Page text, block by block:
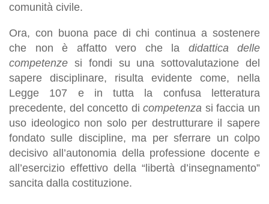
comunità civile.
Ora, con buona pace di chi continua a sostenere
che non è affatto vero che la didattica delle
competenze si fondi su una sottovalutazione del
sapere disciplinare, risulta evidente come, nella
Legge 107 e in tutta la confusa letteratura
precedente, del concetto dicompetenza si faccia un
uso ideologico non solo per destrutturare il sapere
fondato sulle discipline, ma per sferrare un colpo
decisivo all’autonomia della professione docente e
all’esercizio effettivo della “libertà d’insegnamento”
sancita dalla costituzione.